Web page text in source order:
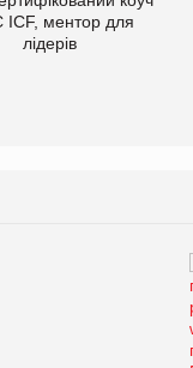
ментор для
лідерів